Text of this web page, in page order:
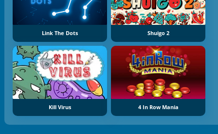
Link The Dots Shuigo 2
Kill Virus 4 In Row Mania